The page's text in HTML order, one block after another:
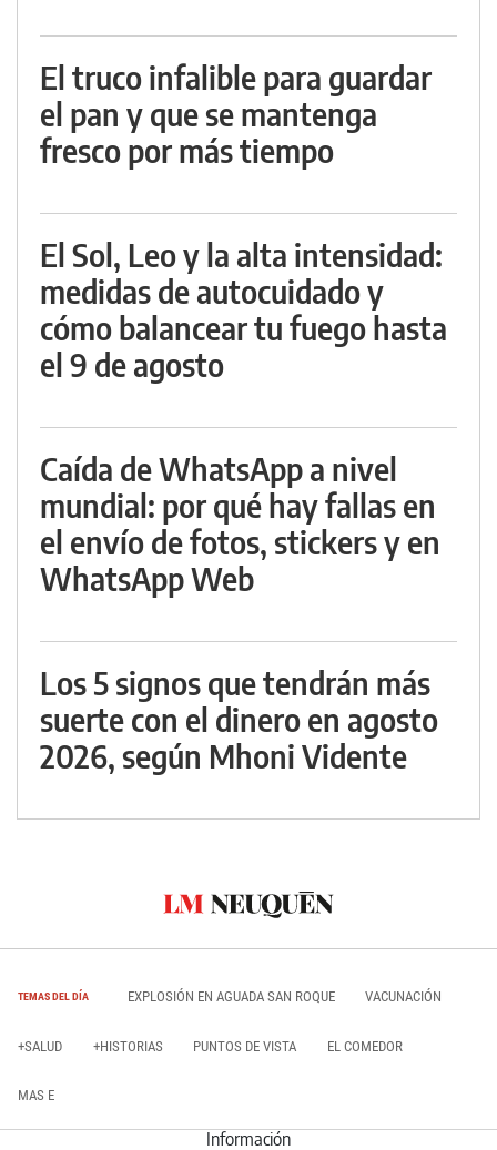
El truco infalible para guardar
el pan y que se mantenga
fresco por más tiempo
El Sol, Leo y la alta intensidad:
medidas de autocuidado y
cómo balancear tu fuego hasta
el 9 de agosto
Caída de WhatsApp a nivel
mundial: por qué hay fallas en
el envío de fotos, stickers y en
WhatsApp Web
Los 5 signos que tendrán más
suerte con el dinero en agosto
2026, según Mhoni Vidente
TEMAS DEL DÍA EXPLOSIÓN EN AGUADA SAN ROQUE VACUNACIÓN
+SALUD +HISTORIAS PUNTOS DE VISTA EL COMEDOR
MAS E
Información